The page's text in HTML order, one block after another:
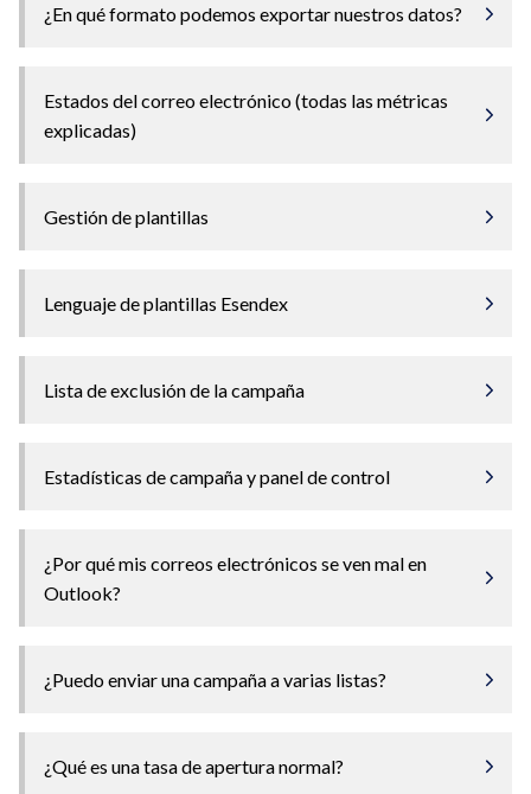
¿En qué formato podemos exportar nuestros datos?
Estados del correo electrónico (todas las métricas
explicadas)
Gestión de plantillas
Lenguaje de plantillas Esendex
Lista de exclusión de la campaña
Estadísticas de campaña y panel de control
¿Por qué mis correos electrónicos se ven mal en
Outlook?
¿Puedo enviar una campaña a varias listas?
¿Qué es una tasa de apertura normal?